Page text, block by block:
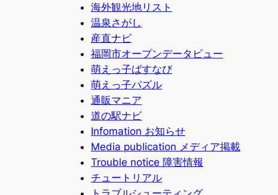
海外観光地リスト
温泉さがし
産直ナビ
福岡市オープンデータビュー
萌えっ子ばすなび
萌えっ子パズル
通販マニア
道の駅ナビ
Infomation お知らせ
Media publication メディア掲載
Trouble notice 障害情報
チュートリアル